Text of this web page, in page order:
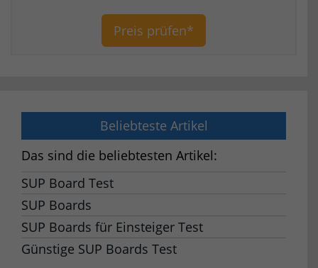
Preis prüfen*
Beliebteste Artikel
Das sind die beliebtesten Artikel:
SUP Board Test
SUP Boards
SUP Boards für Einsteiger Test
Günstige SUP Boards Test